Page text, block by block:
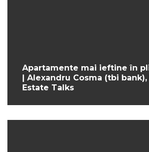
Apartamente mai ieftine în
| Alexandru Cosma (tbi bank),
Estate Talks